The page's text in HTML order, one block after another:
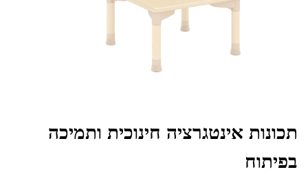
תכונות אינטגרציה חינוכית ותמיכה
בפיתוח